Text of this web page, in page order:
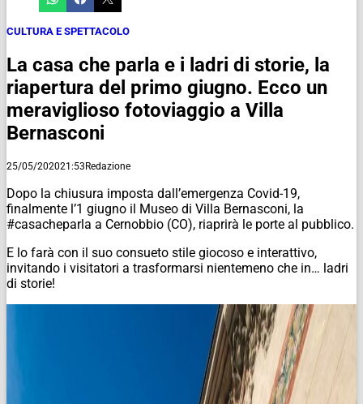
CULTURA E SPETTACOLO
La casa che parla e i ladri di storie, la
riapertura del primo giugno. Ecco un
meraviglioso fotoviaggio a Villa
Bernasconi
25/05/202021:53Redazione
Dopo la chiusura imposta dall’emergenza Covid-19,
finalmente l’1 giugno il Museo di Villa Bernasconi, la
#casacheparla a Cernobbio (CO), riaprirà le porte al pubblico.
E lo farà con il suo consueto stile giocoso e interattivo,
invitando i visitatori a trasformarsi nientemeno che in… ladri
di storie!